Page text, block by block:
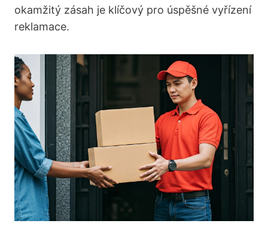
okamžitý zásah je klíčový pro úspěšné vyřízení
reklamace.